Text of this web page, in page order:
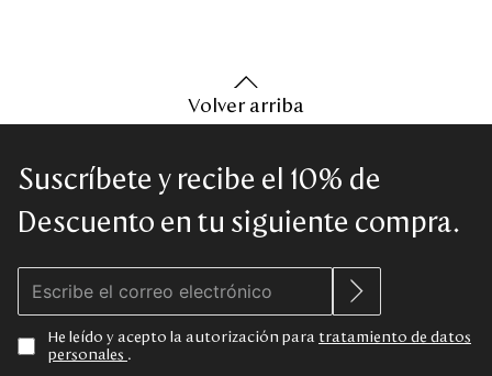
Volver arriba
Suscríbete y recibe el 10% de
Descuento en tu siguiente compra.
He leído y acepto la autorización para tratamiento de datos
personales .